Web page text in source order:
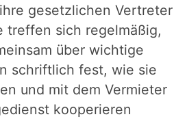
gesetzlichen Vertreter
treffen sich regelmäßig,
über wichtige
schriftlich fest, wie sie
und mit dem Vermieter
kooperieren